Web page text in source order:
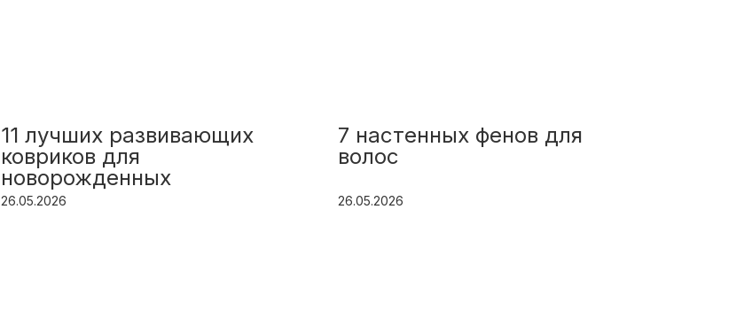
11 лучших развивающих
ковриков для
новорожденных
26.05.2026
7 настенных фенов для
волос
26.05.2026